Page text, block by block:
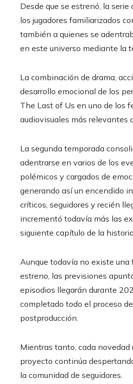
Desde que se estrenó, la
los jugadores familiarizados
también a quienes se
en este universo mediante la
La combinación de drama,
desarrollo emocional de los
The Last of Us en uno de los
audiovisuales más relevantes
La segunda temporada
adentrarse en varios de los
polémicos y cargados de
generando así un encendido
críticos, seguidores y recién
incrementó todavía más las
siguiente capítulo de la
Aunque todavía no existe una
estreno, las previsiones
episodios llegarán durante
completado todo el proceso
postproducción.
Mientras tanto, cada novedad
proyecto continúa
la comunidad de seguidores.